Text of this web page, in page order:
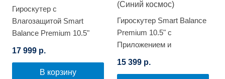
Гироскутер с
Влагозащитой Smart
Balance Premium 10.5"
17 999 р.
В корзину
Гироскутер Smart Balance
Premium 10.5" с
Приложением и
(Синий космос)
15 399 р.